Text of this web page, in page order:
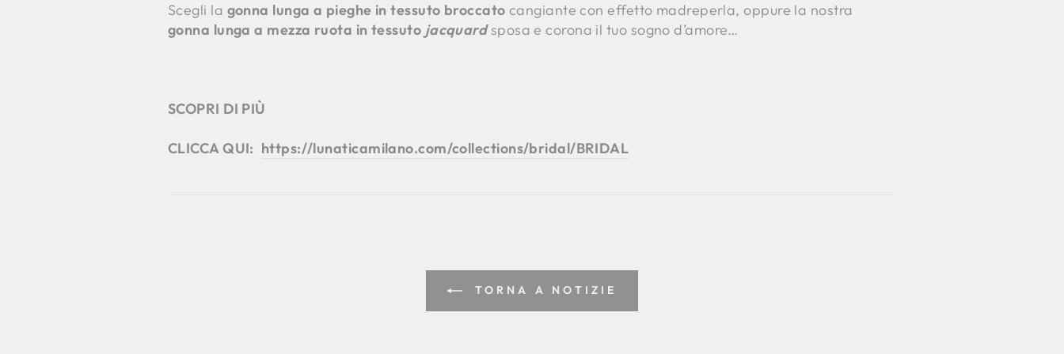
Scegli la gonna lunga a pieghe in tessuto broccato cangiante con effetto madreperla, oppure la nostra
gonna lunga a mezza ruota in tessuto jacquardsposa e corona il tuo sogno d’amore…
SCOPRI DI PIÙ
CLICCA QUI: https://lunaticamilano.com/collections/bridal/BRIDAL
TORNA A NOTIZIE